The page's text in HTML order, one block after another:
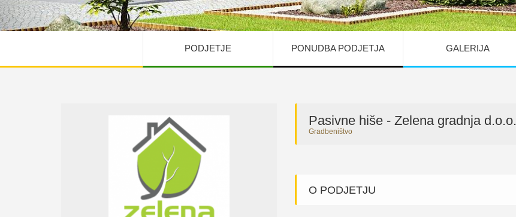
PODJETJE PONUDBA PODJETJA GALERIJA
Pasivne hiše - Zelena gradnja d.o.o.
Gradbeništvo
O PODJETJU